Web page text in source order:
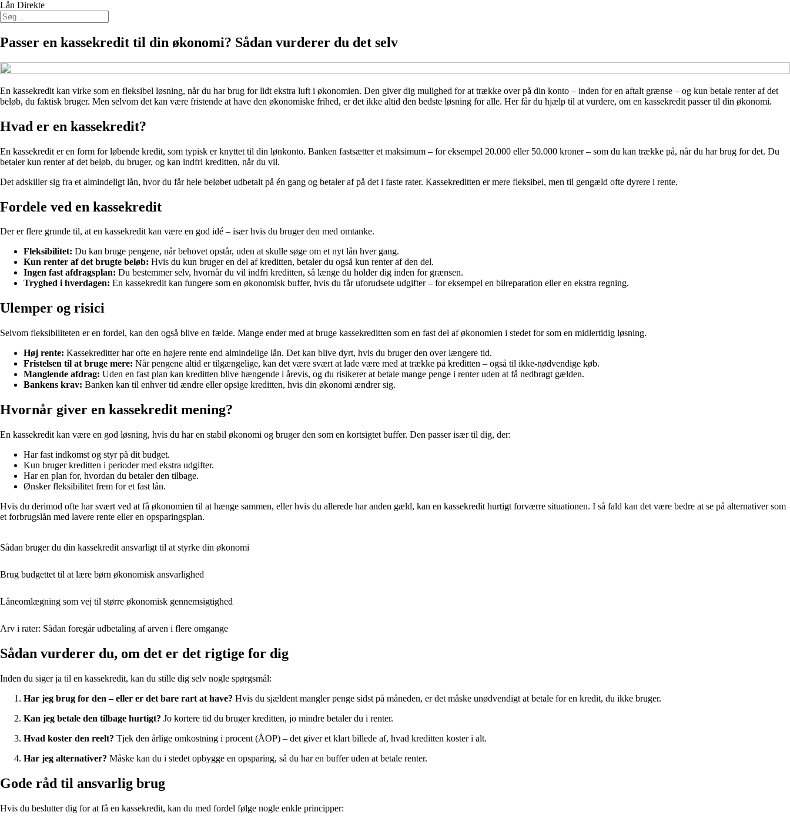
Lån Direkte
Passer en kassekredit til din økonomi? Sådan vurderer du det selv
En kassekredit kan virke som en fleksibel løsning, når du har brug for lidt ekstra luft i økonomien. Den giver dig mulighed for at trække over på din konto – inden for en aftalt grænse – og kun betale renter af det
beløb, du faktisk bruger. Men selvom det kan være fristende at have den økonomiske frihed, er det ikke altid den bedste løsning for alle. Her får du hjælp til at vurdere, om en kassekredit passer til din økonomi.
Hvad er en kassekredit?
En kassekredit er en form for løbende kredit, som typisk er knyttet til din lønkonto. Banken fastsætter et maksimum – for eksempel 20.000 eller 50.000 kroner – som du kan trække på, når du har brug for det. Du
betaler kun renter af det beløb, du bruger, og kan indfri kreditten, når du vil.
Det adskiller sig fra et almindeligt lån, hvor du får hele beløbet udbetalt på én gang og betaler af på det i faste rater. Kassekreditten er mere fleksibel, men til gengæld ofte dyrere i rente.
Fordele ved en kassekredit
Der er flere grunde til, at en kassekredit kan være en god idé – især hvis du bruger den med omtanke.
Fleksibilitet: Du kan bruge pengene, når behovet opstår, uden at skulle søge om et nyt lån hver gang.
Kun renter af det brugte beløb: Hvis du kun bruger en del af kreditten, betaler du også kun renter af den del.
Ingen fast afdragsplan: Du bestemmer selv, hvornår du vil indfri kreditten, så længe du holder dig inden for grænsen.
Tryghed i hverdagen: En kassekredit kan fungere som en økonomisk buffer, hvis du får uforudsete udgifter – for eksempel en bilreparation eller en ekstra regning.
Ulemper og risici
Selvom fleksibiliteten er en fordel, kan den også blive en fælde. Mange ender med at bruge kassekreditten som en fast del af økonomien i stedet for som en midlertidig løsning.
Høj rente: Kassekreditter har ofte en højere rente end almindelige lån. Det kan blive dyrt, hvis du bruger den over længere tid.
Fristelsen til at bruge mere: Når pengene altid er tilgængelige, kan det være svært at lade være med at trække på kreditten – også til ikke-nødvendige køb.
Manglende afdrag: Uden en fast plan kan kreditten blive hængende i årevis, og du risikerer at betale mange penge i renter uden at få nedbragt gælden.
Bankens krav: Banken kan til enhver tid ændre eller opsige kreditten, hvis din økonomi ændrer sig.
Hvornår giver en kassekredit mening?
En kassekredit kan være en god løsning, hvis du har en stabil økonomi og bruger den som en kortsigtet buffer. Den passer især til dig, der:
Har fast indkomst og styr på dit budget.
Kun bruger kreditten i perioder med ekstra udgifter.
Har en plan for, hvordan du betaler den tilbage.
Ønsker fleksibilitet frem for et fast lån.
Hvis du derimod ofte har svært ved at få økonomien til at hænge sammen, eller hvis du allerede har anden gæld, kan en kassekredit hurtigt forværre situationen. I så fald kan det være bedre at se på alternativer som
et forbrugslån med lavere rente eller en opsparingsplan.
Sådan bruger du din kassekredit ansvarligt til at styrke din økonomi
Brug budgettet til at lære børn økonomisk ansvarlighed
Låneomlægning som vej til større økonomisk gennemsigtighed
Arv i rater: Sådan foregår udbetaling af arven i flere omgange
Sådan vurderer du, om det er det rigtige for dig
Inden du siger ja til en kassekredit, kan du stille dig selv nogle spørgsmål:
Har jeg brug for den – eller er det bare rart at have? Hvis du sjældent mangler penge sidst på måneden, er det måske unødvendigt at betale for en kredit, du ikke bruger.
Kan jeg betale den tilbage hurtigt? Jo kortere tid du bruger kreditten, jo mindre betaler du i renter.
Hvad koster den reelt? Tjek den årlige omkostning i procent (ÅOP) – det giver et klart billede af, hvad kreditten koster i alt.
Har jeg alternativer? Måske kan du i stedet opbygge en opsparing, så du har en buffer uden at betale renter.
Gode råd til ansvarlig brug
Hvis du beslutter dig for at få en kassekredit, kan du med fordel følge nogle enkle principper: